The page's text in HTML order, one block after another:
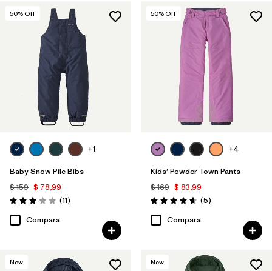
50% Off
+1
Baby Snow Pile Bibs
$ 159 $ 78,99
Valoración: 2.9 / 5
(11Comentarios
)
Compara
50% Off
+4
Kids' Powder Town Pants
$ 169 $ 83,99
Valoración: 4.6 / 5
(5Comentarios
)
Compara
New New